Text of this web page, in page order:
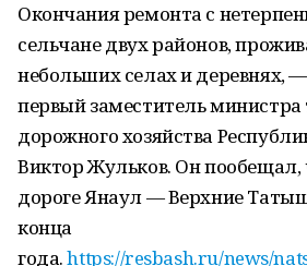
Окончания ремонта с
сельчане двух районов,
небольших селах и деревнях,
первый заместитель министра
дорожного хозяйства
Виктор Жульков. Он пообещал,
дороге Янаул — Верхние
конца
года.https://resbash.ru/news/